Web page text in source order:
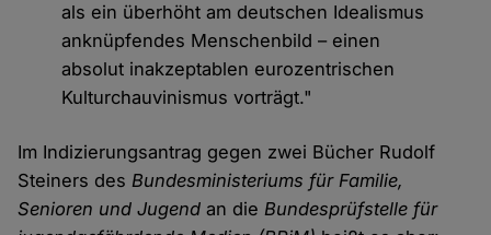
als ein überhöht am deutschen Idealismus
anknüpfendes Menschenbild – einen
absolut inakzeptablen eurozentrischen
Kulturchauvinismus vorträgt."
Im Indizierungsantrag gegen zwei Bücher Rudolf
Steiners desBundesministeriums für Familie,
Senioren und Jugend an dieBundesprüfstelle für